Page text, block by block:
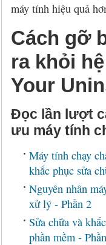
Đặt mua Webroot
máy tính hiệu quả
Cách gỡ
ra khỏi
Your
Đọc lần lượt
ưu máy tính
Máy tính chạy
khắc phục sửa
Nguyên nhân
xử lý - Phần 2
Sửa chữa và
phần mềm -